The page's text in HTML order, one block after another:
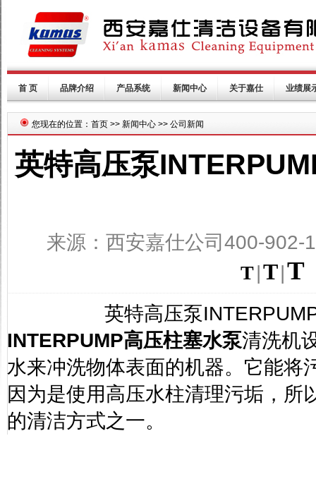
首 页 品牌介绍 产品系统 新闻中心 关于嘉仕 业绩展
您现在的位置：首页 >> 新闻中心 >> 公司新闻
英特高压泵
来源：西安嘉仕公司400-
T|T|T
英特高压泵
INTERPUMP高压柱塞水泵清洗机
水来冲洗物体表面的机器。它能将
因为是使用高压水柱清理污垢，所
的清洁方式之一。